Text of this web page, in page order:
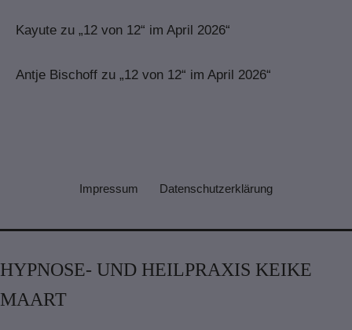
Kayute zu „12 von 12“ im April 2026“
Antje Bischoff zu „12 von 12“ im April 2026“
Impressum Datenschutzerklärung
HYPNOSE- UND HEILPRAXIS KEIKE
MAART